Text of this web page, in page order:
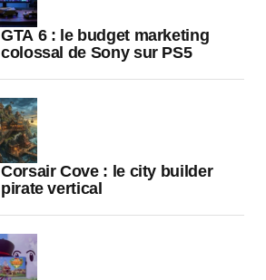
GTA 6 : le budget marketing
colossal de Sony sur PS5
Corsair Cove : le city builder
pirate vertical